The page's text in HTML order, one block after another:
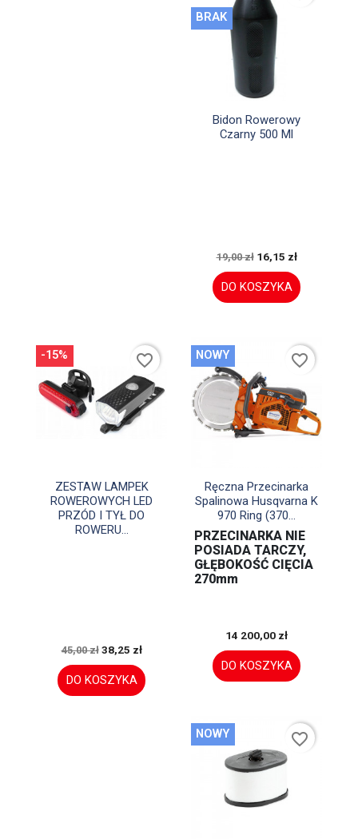
Szybki podgląd
Bidon Rowerowy
Czarny 500 Ml
19,00 zł 16,15 zł
DO KOSZYKA
BRAK
Szybki podgląd
ZESTAW LAMPEK
ROWEROWYCH LED
PRZÓD I TYŁ DO
ROWERU...
45,00 zł 38,25 zł
DO KOSZYKA
-15% favorite_border
Szybki podgląd
Ręczna Przecinarka
Spalinowa Husqvarna K
970 Ring (370...
PRZECINARKA NIE
POSIADA TARCZY,
GŁĘBOKOŚĆ CIĘCIA
270mm
14 200,00 zł
DO KOSZYKA
NOWY favorite_border
NOWY favorite_border